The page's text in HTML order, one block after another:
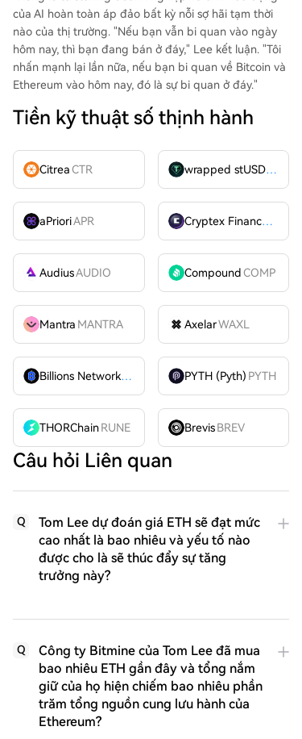
của AI hoàn toàn áp đảo bất kỳ nỗi sợ hãi tạm thời
nào của thị trường. "Nếu bạn vẫn bi quan vào ngày
hôm nay, thì bạn đang bán ở đáy," Lee kết luận. "Tôi
nhấn mạnh lại lần nữa, nếu bạn bi quan về Bitcoin và
Ethereum vào hôm nay, đó là sự bi quan ở đáy."
Tiền kỹ thuật số thịnh hành
CitreaCTR wrapped stUSDT
aPrioriAPR Cryptex FinanceCTX
AudiusAUDIO CompoundCOMP
Mantra MANTRA AxelarWAXL
Billions Network
BILL PYTH (Pyth) PYTH
THORChainRUNE Brevis BREV
Câu hỏi Liên quan
Q
Tom Lee dự đoán giá ETH sẽ đạt mức
cao nhất là bao nhiêu và yếu tố nào
được cho là sẽ thúc đẩy sự tăng
trưởng này?
Q
Công ty Bitmine của Tom Lee đã mua
bao nhiêu ETH gần đây và tổng nắm
giữ của họ hiện chiếm bao nhiêu phần
trăm tổng nguồn cung lưu hành của
Ethereum?